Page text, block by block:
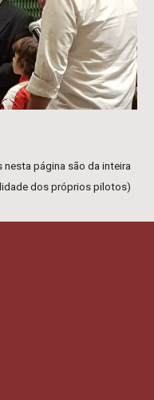
página são da inteira
dos próprios pilotos)